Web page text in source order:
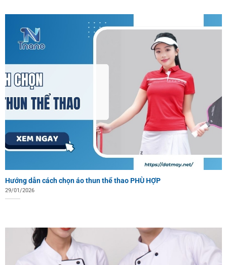
Hướng dẫn cách chọn áo thun thể thao PHÙ HỢP
29/01/2026